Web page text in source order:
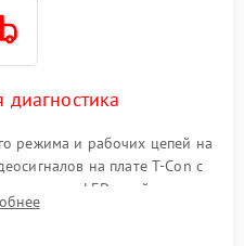
диагностика
режима и рабочих цепей на
на плате T-Con с
LED-драйвера и
мультиметром.